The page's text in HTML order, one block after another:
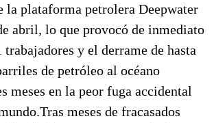
la plataforma petrolera Deepwater
abril, lo que provocó de inmediato
trabajadores y el derrame de hasta
de petróleo al océano
meses en la peor fuga accidental
meses de fracasados